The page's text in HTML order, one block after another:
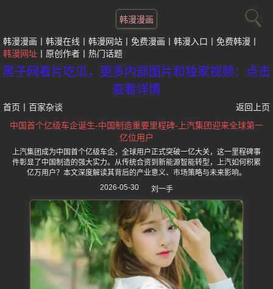
韩漫漫画
韩漫漫画 韩漫在线 韩漫网站 免费漫画 韩漫入口
免费韩漫
韩漫网址
原创作者 热门话题
黑子网看片吃瓜，更多内部图片和独家视频：点击
查看详情
首页 百家杂谈
返回上页
中国首个亿级车企诞生-中国制造重要里程碑-上汽集团迎来全球第一
亿位用户
上汽集团成为中国首个亿级车企，全球用户正式突破一亿大关，这一里程碑事
件彰显了中国制造的强大实力。从传统合资到新能源智能转型，上汽如何积累
亿万用户？本文深度解读其背后的产业意义、市场策略与未来影响。
2026-05-30
刘一手